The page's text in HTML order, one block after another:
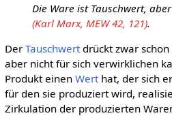
Die Ware ist Tauschwert,
(Karl Marx, MEW 42, 121).
Der Tauschwertdrückt zwar schon
aber nicht für sich verwirklichen
Produkt einen Werthat, der sich
für den sie produziert wird,
Zirkulation der produzierten